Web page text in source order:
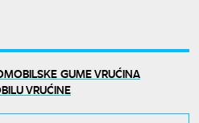
GUME VRUĆINA
VRUĆINE